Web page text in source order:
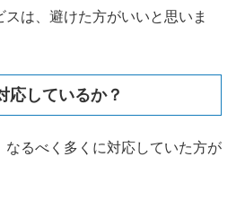
は、避けた方がいいと思いま
応しているか？
なるべく多くに対応していた方が